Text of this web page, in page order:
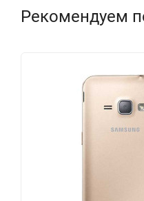
Рекомендуем